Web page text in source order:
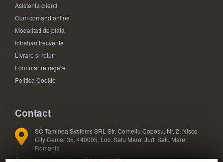
Asistenta clienti
Cum comand online
Modalitati de plata
Intrebari frecvente
Livrare si retur
Formular retragere
Politica Cookie
Contact
SC Taminea Systems SRL Str. Corneliu Coposu, Nr. 2, Nisco
City Center 35, 440005, Loc. Satu Mare, Jud. Satu Mare,
Romania
Cod Unic de Inregistrare: RO33133887